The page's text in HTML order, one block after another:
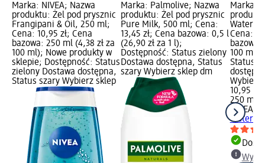
Marka: NIVEA; Nazwa
produktu: Żel pod prysznic
Frangipani & Oil, 250 ml;
Cena: 10,95 zł; Cena
bazowa: 250 ml (4,38 zł za
100 ml); Nowe produkty w
sklepie; Dostępność: Status
zielony Dostawa dostępna,
Status szary Wybierz sklep
Marka: Palmolive; Nazwa
produktu: Żel pod prysznic
Pure Milk, 500 ml; Cena:
13,45 zł; Cena bazowa: 0,5 l
(26,90 zł za 1 l);
Dostępność: Status zielony
Dostawa dostępna, Status
szary Wybierz sklep dm
Marka:
Cena:
bazowa:
100 ml);
Status
Wybierz
10,95 zł
250 ml
NIVEA